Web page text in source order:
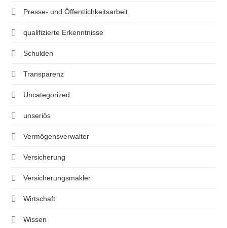
Presse- und Öffentlichkeitsarbeit
qualifizierte Erkenntnisse
Schulden
Transparenz
Uncategorized
unseriös
Vermögensverwalter
Versicherung
Versicherungsmakler
Wirtschaft
Wissen